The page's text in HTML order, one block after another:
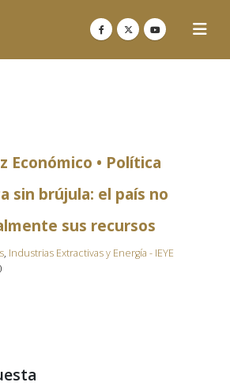
Económico • Política
sin brújula: el país no
sus recursos
, Industrias Extractivas y Energía - IEYE